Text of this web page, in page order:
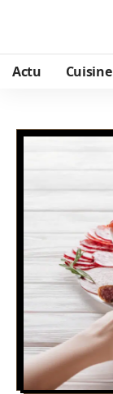
Actu Cuisine